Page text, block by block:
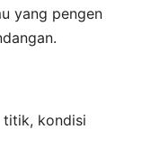
yang pengen
titik, kondisi